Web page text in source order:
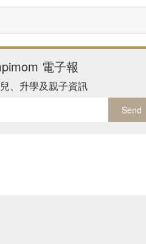
電子報
、升學及親子資訊
Send